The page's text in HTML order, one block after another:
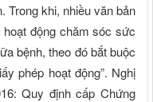
Trong khi, nhiều văn bản
động chăm sóc sức
bệnh, theo đó bắt buộc
phép hoạt động”. Nghị
Quy định cấp Chứng